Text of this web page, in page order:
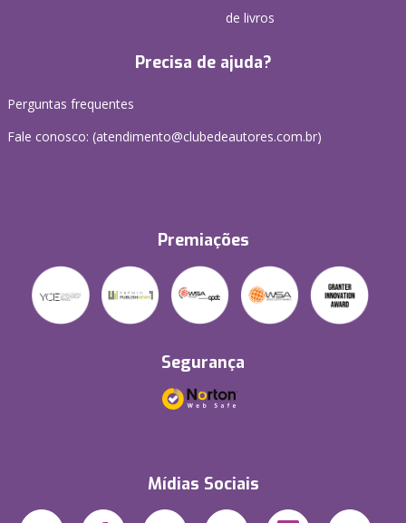
de livros
Precisa de ajuda?
Perguntas frequentes
Fale conosco: (atendimento@clubedeautores.com.br)
Premiações
Segurança
Mídias Sociais